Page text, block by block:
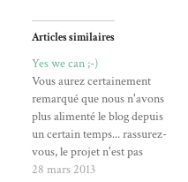
Articles similaires
Yes we can ;-)
Vous aurez certainement
remarqué que nous n'avons
plus alimenté le blog depuis
un certain temps... rassurez-
vous, le projet n'est pas
abonné, bien au contraire.
28 mars 2013